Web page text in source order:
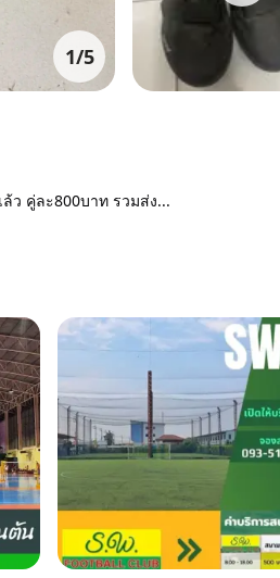
1/5
ล้ว คู่ละ800บาท รวมส่ง...